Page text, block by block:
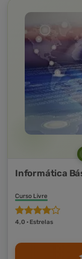
Informática
Curso Livre
4,0 · Estrelas